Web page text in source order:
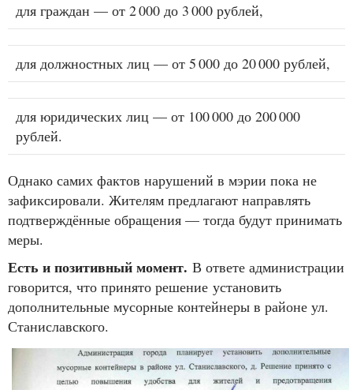
для граждан — от 2 000 до 3 000 рублей,
для должностных лиц — от 5 000 до 20 000 рублей,
для юридических лиц — от 100 000 до 200 000
рублей.
Однако самих фактов нарушений в мэрии пока не
зафиксировали. Жителям предлагают направлять
подтверждённые обращения — тогда будут принимать
меры.
Есть и позитивный момент. В ответе администрации
говорится, что принято решение установить
дополнительные мусорные контейнеры в районе ул.
Станиславского.